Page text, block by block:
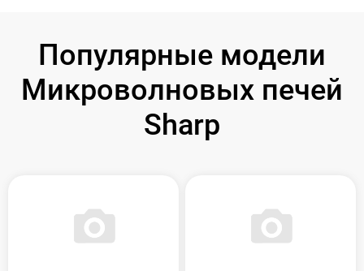
Популярные модели
Микроволновых печей
Sharp